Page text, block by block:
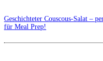
Geschichteter Couscous-Salat –
für Meal Prep!